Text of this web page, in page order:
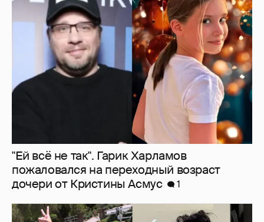
"Ей всё не так". Гарик Харламов
пожаловался на переходный возраст
дочери от Кристины Асмус
1